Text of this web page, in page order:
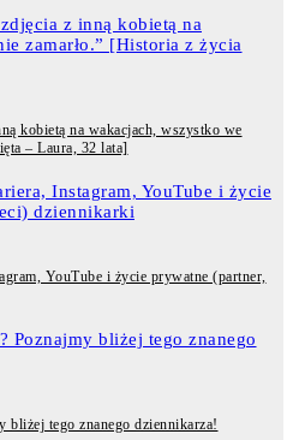
kobietą na wakacjach, wszystko we
– Laura, 32 lata]
YouTube i życie prywatne (partner,
bliżej tego znanego dziennikarza!